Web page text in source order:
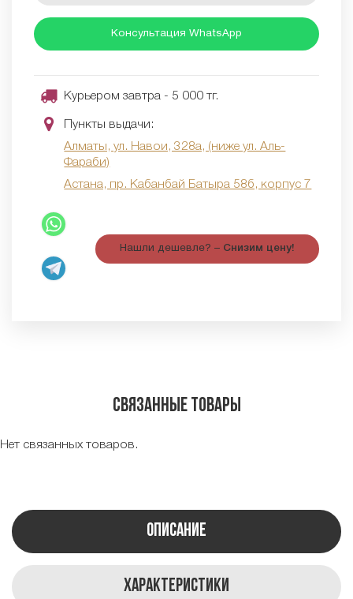
Консультация WhatsApp
Курьером завтра - 5 000 тг.
Пункты выдачи:
Алматы, ул. Навои, 328а, (ниже ул. Аль-
Фараби)
Астана, пр. Кабанбай Батыра 58б, корпус 7
Нашли дешевле? – Снизим цену!
Связанные товары
Нет связанных товаров.
Описание
Характеристики